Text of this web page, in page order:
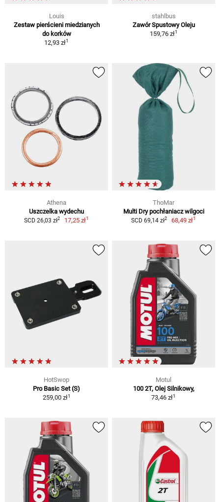
Louis
Zestaw pierścieni miedzianych
do korków
12,93 zł1
stahlbus
Zawór Spustowy Oleju
159,76 zł1
Athena
Uszczelka wydechu
SCD 26,03 zł2 17,25 zł1
ThoMar
Multi Dry pochłaniacz wilgoci
SCD 69,14 zł2 68,49 zł1
HotSwop
Pro Basic Set (S)
259,00 zł1
Motul
100 2T, Olej Silnikowy,
73,46 zł1